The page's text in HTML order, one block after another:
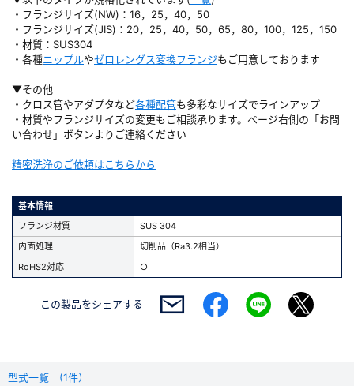
・フランジサイズ(NW)：16，25，40，50
・フランジサイズ(JIS)：20，25，40，50，65，80，100，125，150
・材質：SUS304
・各種ニップルやゼロレングス変換フランジもご用意しております
▼その他
・クロス管やアダプタなど各種配管も多彩なサイズでラインアップ
・材質やフランジサイズの変更もご相談承ります。ページ右側の「お問
い合わせ」ボタンよりご連絡ください
精密洗浄のご依頼はこちらから
基本情報
フランジ材質
SUS 304
内面処理
切削品（Ra3.2相当）
RoHS2対応
○
この製品をシェアする
型式一覧 (1件）